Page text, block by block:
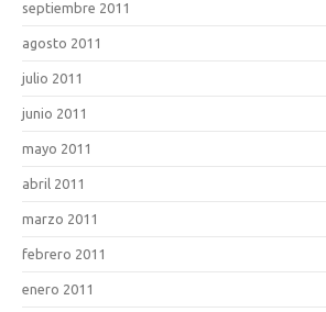
septiembre 2011
agosto 2011
julio 2011
junio 2011
mayo 2011
abril 2011
marzo 2011
febrero 2011
enero 2011